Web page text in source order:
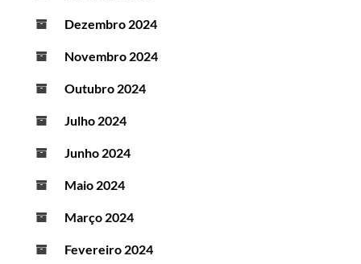
Dezembro 2024
Novembro 2024
Outubro 2024
Julho 2024
Junho 2024
Maio 2024
Março 2024
Fevereiro 2024